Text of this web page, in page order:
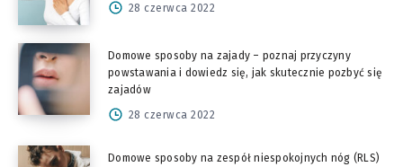
28 czerwca 2022
Domowe sposoby na zajady – poznaj przyczyny
powstawania i dowiedz się, jak skutecznie pozbyć się
zajadów
28 czerwca 2022
Domowe sposoby na zespół niespokojnych nóg (RLS)